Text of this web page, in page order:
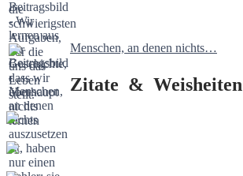
Menschen, an denen nichts…
Zitate & Weisheiten